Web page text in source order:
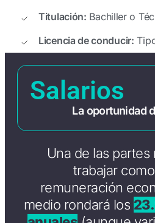
Titulación: Bachiller o
Licencia de conducir:
Salarios
La oportunidad
Una de las
trabajar
remuneración
medio rondará los